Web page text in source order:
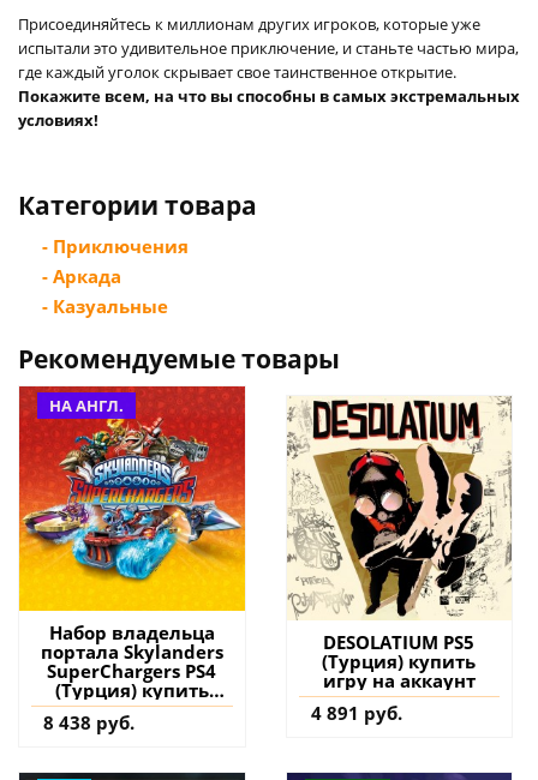
Присоединяйтесь к миллионам других игроков, которые уже
испытали это удивительное приключение, и станьте частью мира,
где каждый уголок скрывает свое таинственное открытие.
Покажите всем, на что вы способны в самых экстремальных
условиях!
Категории товара
- Приключения
- Аркада
- Казуальные
Рекомендуемые товары
НА АНГЛ.
Набор владельца
портала Skylanders
SuperChargers PS4
(Турция) купить
игру на аккаунт
8 438 руб.
DESOLATIUM PS5
(Турция) купить
игру на аккаунт
4 891 руб.